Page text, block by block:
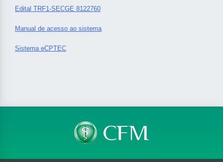
Edital TRF1-SECGE 8122760
Manual de acesso ao sistema
Sistema eCPTEC